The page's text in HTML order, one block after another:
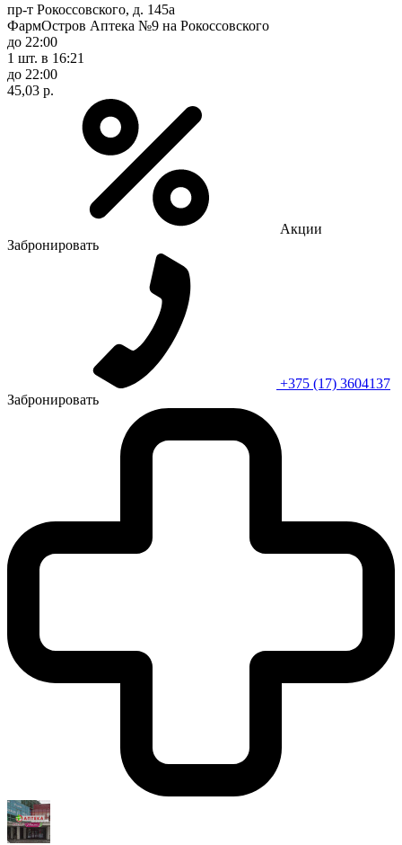
пр-т Рокоссовского, д. 145а
ФармОстров Аптека №9 на Рокоссовского
до 22:00
1 шт. в 16:21
до 22:00
45,03 р.
Акции
Забронировать
+375 (17) 3604137
Забронировать